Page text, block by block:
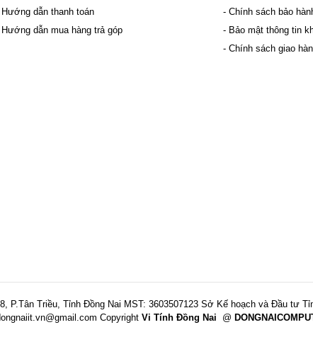
dẫn thanh toán
dẫn mua hàng trả góp
- Chính sách bảo
- Bảo mật thông tin
- Chính sách giao
P.Tân Triều, Tỉnh Đồng Nai MST: 3603507123 Sở Kế hoạch và Đầu tư
Copyright Vi Tính Đồng Nai @